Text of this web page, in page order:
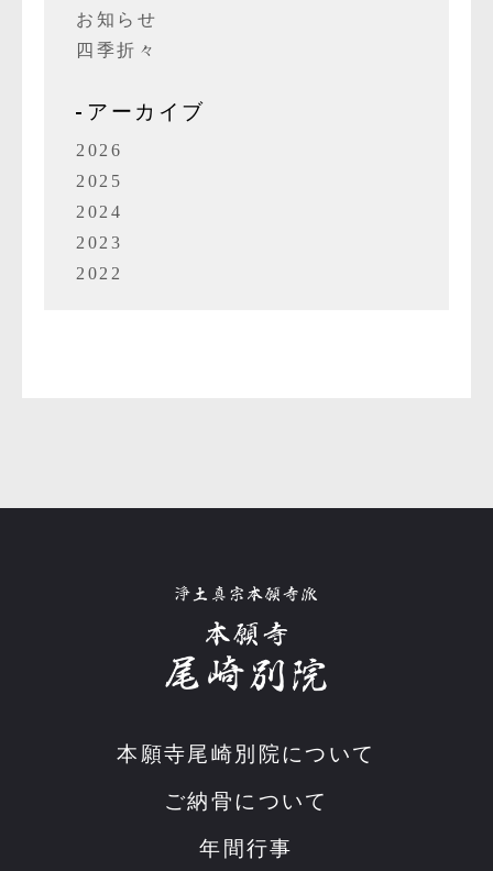
お知らせ
四季折々
アーカイブ
2026
2025
2024
2023
2022
本願寺尾崎別院について
ご納骨について
年間行事